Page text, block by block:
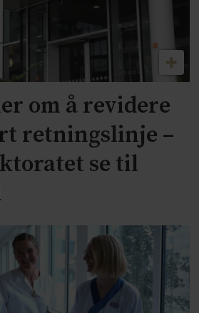
om å revidere
retningslinje –
se til